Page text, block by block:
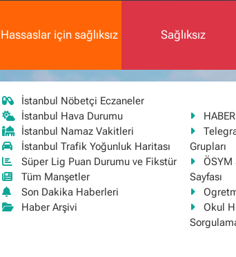
Hassaslar için sağlıksız Sağlıksız
İstanbul Nöbetçi Eczaneler
İstanbul Hava Durumu
İstanbul Namaz Vakitleri
İstanbul Trafik Yoğunluk Haritası
Süper Lig Puan Durumu ve Fikstür
Tüm Manşetler
Son Dakika Haberleri
Haber Arşivi
Grupları
ÖSYM
Sayfası
Okul